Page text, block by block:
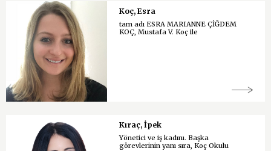
Koç, Esra
tam adı ESRA MARIANNE ÇİĞDEM
KOÇ, Mustafa V. Koç ile
Kıraç, İpek
Yönetici ve iş kadını. Başka
görevlerinin yanı sıra, Koç Okulu